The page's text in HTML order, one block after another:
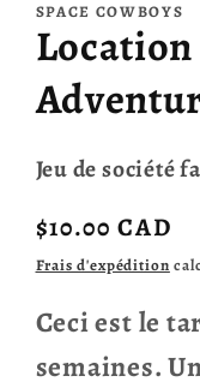
1
dans
une
fenêtre
modale
SPACE COWBOYS
Jeu de société
Prix
habituel
$10.00 CAD
Frais d'expédition
Ceci est le
semaines.